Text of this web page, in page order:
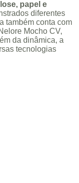
papel e
diferentes
também conta com
Mocho CV,
da dinâmica, a
tecnologias